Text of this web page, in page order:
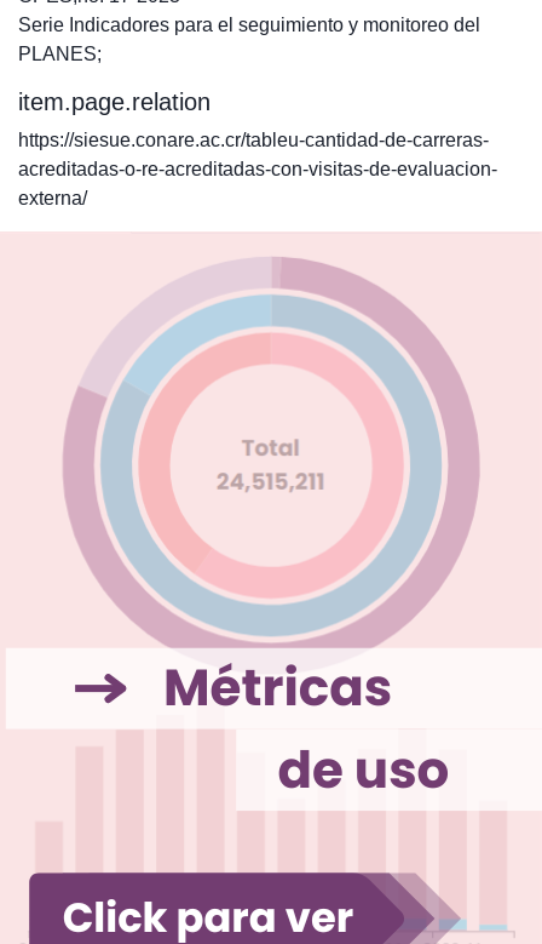
Serie Indicadores para el seguimiento y monitoreo del
PLANES;
item.page.relation
https://siesue.conare.ac.cr/tableu-cantidad-de-carreras-
acreditadas-o-re-acreditadas-con-visitas-de-evaluacion-
externa/